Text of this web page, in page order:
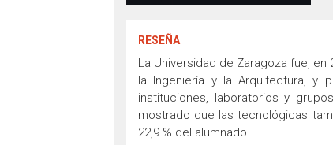
RESEÑA
La Universidad de Zaragoza fue,
la Ingeniería y la Arquitectura, y
instituciones, laboratorios y
mostrado que las tecnológicas
22,9 % del alumnado.